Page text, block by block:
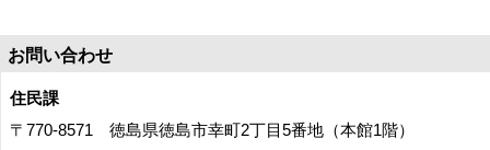
お問い合わせ
住民課
〒770-8571 徳島県徳島市幸町2丁目5番地（本館1階）